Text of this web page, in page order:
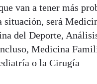
van a tener más
situación, será
del Deporte,
Medicina
o la Cirugía